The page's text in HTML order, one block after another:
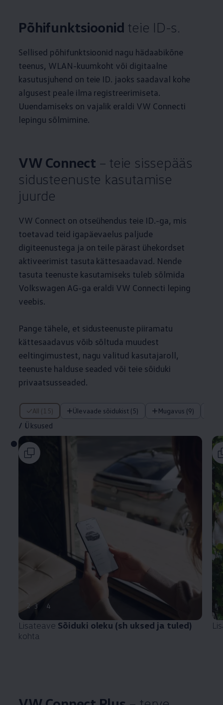
Põhifunktsioonid teie ID-s.
Sellised põhifunktsioonid nagu hädaabikõne
teenus, WLAN-kuumkoht või digitaalne
kasutusjuhend on teie ID. jaoks saadaval kohe
algusest peale ilma registreerimiseta.
Uuendamiseks on vajalik eraldi VW Connecti
lepingu sõlmimine.
VW Connect – teie sissepääs
sidusteenuste kasutamise
juurde
VW Connect on otseühendus teie ID.-ga, mis
toetavad teid igapäevaelus paljude
digiteenustega ja on teile pärast ühekordset
aktiveerimist tasuta kättesaadavad. Nende
tasuta teenuste kasutamiseks tuleb sõlmida
Volkswagen AG-ga eraldi VW Connecti leping
veebis.
Pange tähele, et sidusteenuste piiramatu
kättesaadavus võib sõltuda muudest
eeltingimustest, nagu valitud kasutajaroll,
teenuste halduse seaded või teie sõiduki
privaatsusseaded.
All (15) Ülevaade sõidukist (5) Mugavus (9)
/ Üksused
/ Üksused
2 3 4
Lisateave Sõiduki oleku (sh uksed ja tuled)
kohta